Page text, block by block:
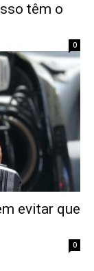
têm o
0
evitar que
0